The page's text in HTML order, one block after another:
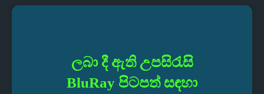
ලබා දී ඇති උපසිරැසි
BluRay පිටපත් සඳහා